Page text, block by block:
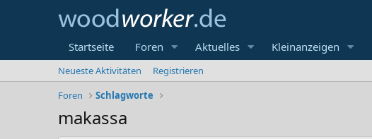
Startseite Foren Aktuelles Kleinanzeigen
Neueste Aktivitäten
Registrieren
Foren
Schlagworte
makassa